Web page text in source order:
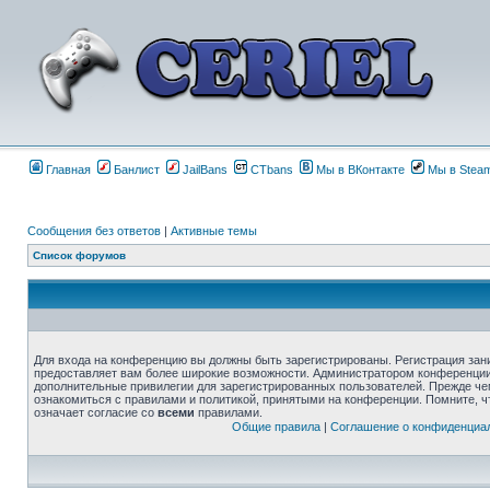
Главная Банлист JailBans CTbans Мы в ВКонтакте Мы в
Сообщения без ответов | Активные темы
Список форумов
Для входа на конференцию вы должны быть зарегистрированы. Регистрация
предоставляет вам более широкие возможности. Администратором
дополнительные привилегии для зарегистрированных пользователей. Прежде
ознакомиться с правилами и политикой, принятыми на конференции. Помните,
означает согласие со всеми правилами.
Общие правила| Соглашение о